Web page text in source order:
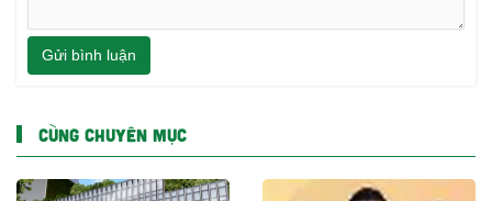
Gửi bình luận
CÙNG CHUYÊN MỤC